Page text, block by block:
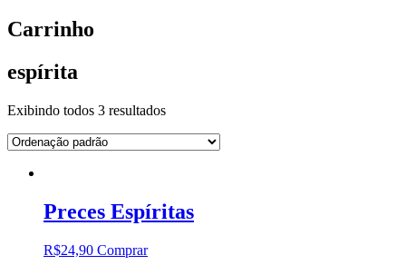
Carrinho
espírita
Exibindo todos 3 resultados
Preces Espíritas
R$24,90 Comprar